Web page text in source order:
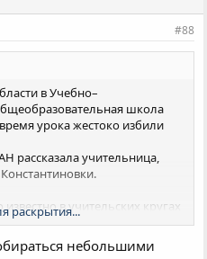
#88
в Учебно–
школа
урока жестоко избили
рассказала учительница,
в учительских кругах
во время проведения урока
комнату ворвались трое
школы. Они стали мешать
раскрытия...
небольшими